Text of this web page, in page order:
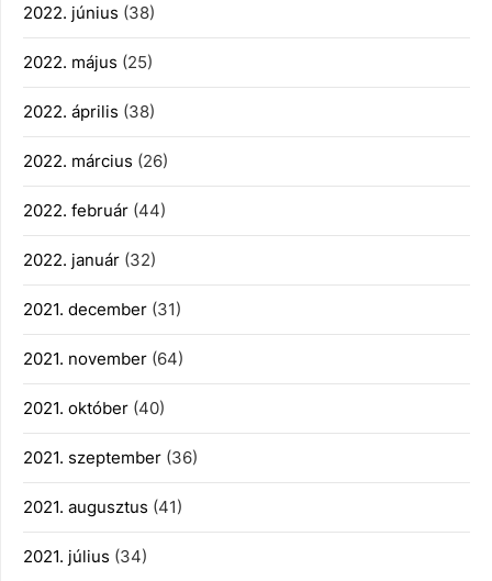
2022. június (38)
2022. május (25)
2022. április (38)
2022. március (26)
2022. február (44)
2022. január (32)
2021. december (31)
2021. november (64)
2021. október (40)
2021. szeptember (36)
2021. augusztus (41)
2021. július (34)